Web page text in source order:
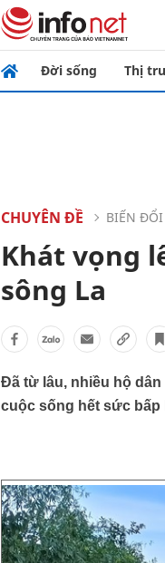
Đời sống Thị
CHUYÊN ĐỀ BIẾN
Khát vọng
sông La
Đã từ lâu, nhiều hộ
cuộc sống hết sức bấp